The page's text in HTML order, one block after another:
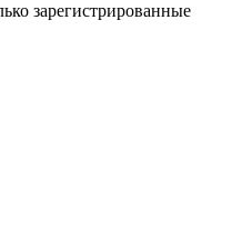
зарегистрированные